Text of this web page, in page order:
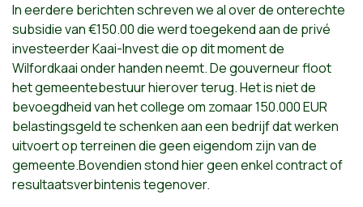
In eerdere berichten schreven we al over de onterechte
subsidie van €150.00 die werd toegekend aan de privé
investeerder Kaai-Invest die op dit moment de
Wilfordkaai onder handen neemt. De gouverneur floot
het gemeentebestuur hierover terug. Het is niet de
bevoegdheid van het college om zomaar 150.000 EUR
belastingsgeld te schenken aan een bedrijf dat werken
uitvoert op terreinen die geen eigendom zijn van de
gemeente.Bovendien stond hier geen enkel contract of
resultaatsverbintenis tegenover.